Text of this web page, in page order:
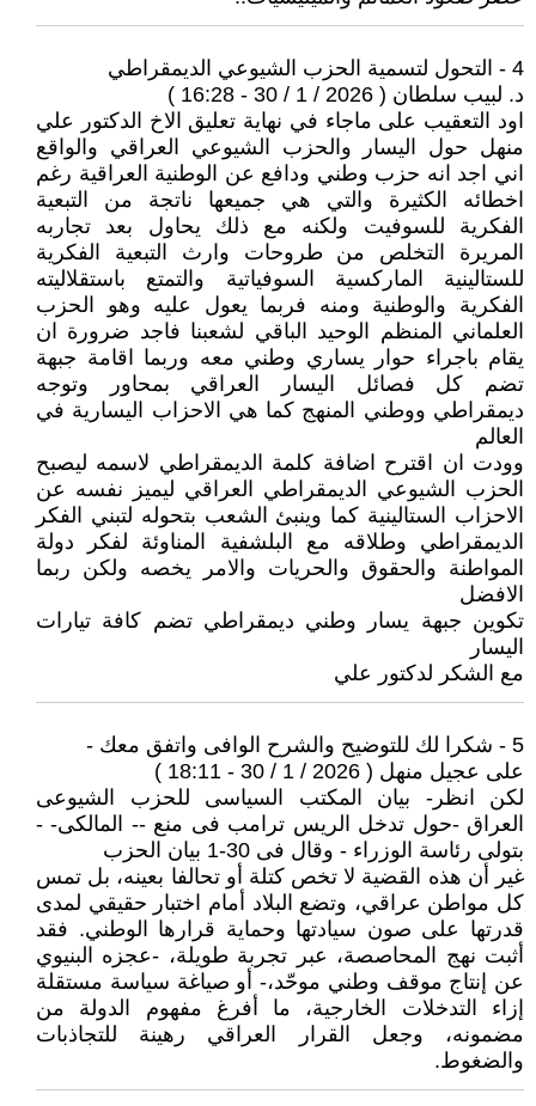
4 - التحول لتسمية الحزب الشيوعي الديمقراطي
د. لبيب سلطان ( 2026 / 1 / 30 - 16:28 )
اود التعقيب على ماجاء في نهاية تعليق الاخ الدكتور علي
منهل حول اليسار والحزب الشيوعي العراقي والواقع
اني اجد انه حزب وطني ودافع عن الوطنية العراقية رغم
اخطائه الكثيرة والتي هي جميعها ناتجة من التبعية
الفكرية للسوفيت ولكنه مع ذلك يحاول بعد تجاربه
المريرة التخلص من طروحات وارث التبعية الفكرية
للستالينية الماركسية السوفياتية والتمتع باستقلاليته
الفكرية والوطنية ومنه فربما يعول عليه وهو الحزب
العلماني المنظم الوحيد الباقي لشعبنا فاجد ضرورة ان
يقام باجراء حوار يساري وطني معه وربما اقامة جبهة
تضم كل فصائل اليسار العراقي بمحاور وتوجه
ديمقراطي ووطني المنهج كما هي الاحزاب اليسارية في
العالم
وودت ان اقترح اضافة كلمة الديمقراطي لاسمه ليصبح
الحزب الشيوعي الديمقراطي العراقي ليميز نفسه عن
الاحزاب الستالينية كما وينبئ الشعب بتحوله لتبني الفكر
الديمقراطي وطلاقه مع البلشفية المناوئة لفكر دولة
المواطنة والحقوق والحريات والامر يخصه ولكن ربما
الافضل
تكوين جبهة يسار وطني ديمقراطي تضم كافة تيارات
اليسار
مع الشكر لدكتور علي
5 - شكرا لك للتوضيح والشرح الوافى واتفق معك -
على عجيل منهل ( 2026 / 1 / 30 - 18:11 )
لكن انظر- بيان المكتب السياسى للحزب الشيوعى
العراق -حول تدخل الريس ترامب فى منع -- المالكى- -
بتولى رئاسة الوزراء - وقال فى 30-1 بيان الحزب
غير أن هذه القضية لا تخص كتلة أو تحالفا بعينه، بل تمس
كل مواطن عراقي، وتضع البلاد أمام اختبار حقيقي لمدى
قدرتها على صون سيادتها وحماية قرارها الوطني. فقد
أثبت نهج المحاصصة، عبر تجربة طويلة، -عجزه البنيوي
عن إنتاج موقف وطني موحّد،- أو صياغة سياسة مستقلة
إزاء التدخلات الخارجية، ما أفرغ مفهوم الدولة من
مضمونه، وجعل القرار العراقي رهينة للتجاذبات
والضغوط.